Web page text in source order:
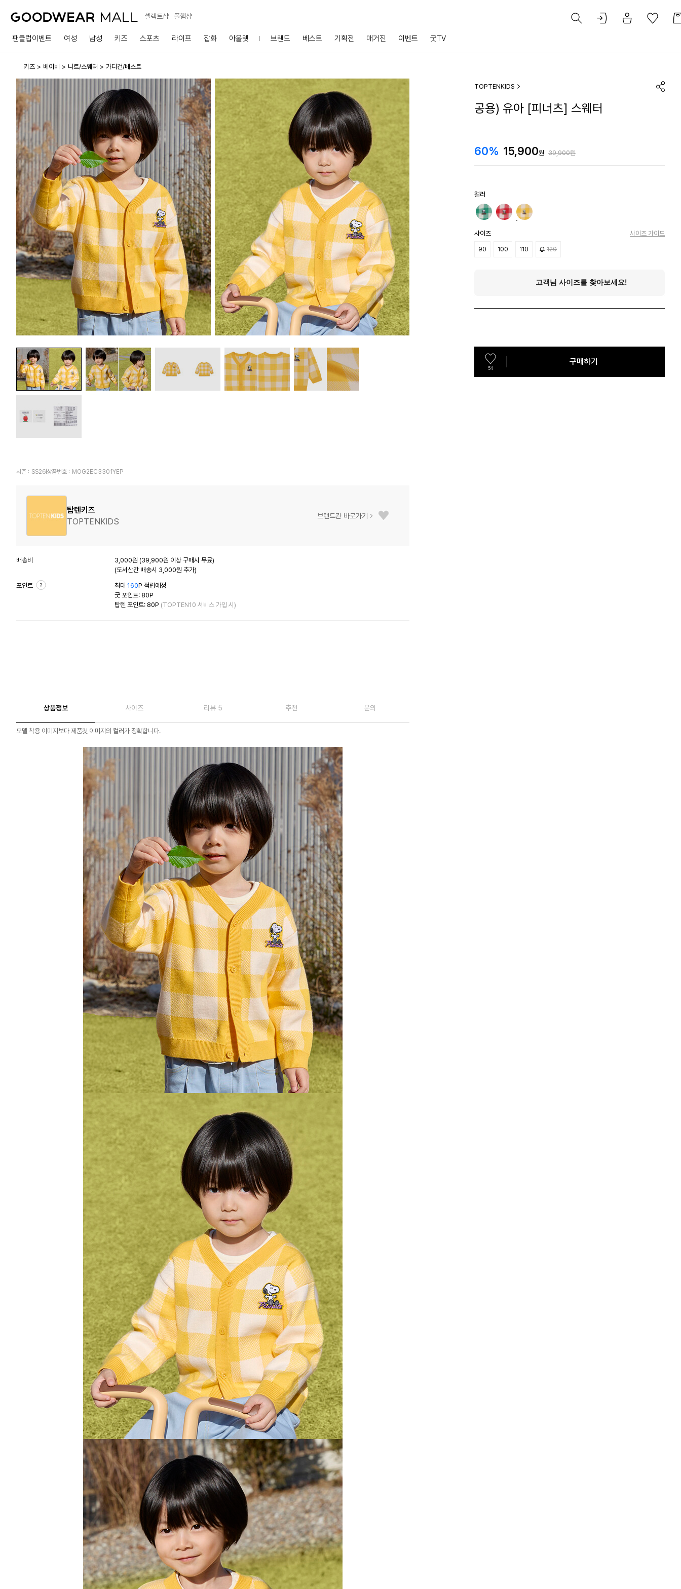
셀렉트샵 폴햄샵
팬클럽이벤트 여성 남성 키즈 스포츠 라이프 잡화 아울렛 브랜드 베스트 기획전 매거진 이벤트 굿TV
키즈 베이비 니트/스웨터 가디건/베스트
시즌 : SS26 상품번호 : MOG2EC3301YEP
탑텐키즈
TOPTENKIDS
브랜드관 바로가기
배송비
3,000원 (39,900원 이상 구매시 무료)
(도서산간 배송시 3,000원 추가)
포인트 최대 160P 적립예정
굿 포인트: 80P
탑텐 포인트: 80P (TOPTEN10 서비스 가입 시)
상품정보 사이즈 리뷰 5 추천 문의
모델 착용 이미지보다 제품컷 이미지의 컬러가 정확합니다.
TOPTENKIDS
공용) 유아 [피너츠] 스웨터
60% 15,900원 39,900원
컬러
사이즈 사이즈 가이드
90 100 110 120
54
구매하기